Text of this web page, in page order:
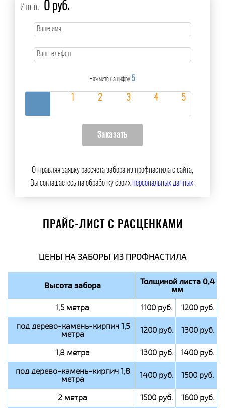
Итого: 0 руб.
Нажмите на цифру 5
Отправляя заявку рассчета забора из профнастила с сайта,
Вы соглашаетесь на обработку своихперсональных данных.
ПРАЙС-ЛИСТ С РАСЦЕНКАМИ
ЦЕНЫ НА ЗАБОРЫ ИЗ ПРОФНАСТИЛА
Высота забора Толщиной листа 0,4
мм
1,5 метра 1100 руб.
1200 руб.
под дерево-камень-кирпич 1,5
метра 1200 руб. 1300 руб.
1,8 метра 1300 руб.
1400 руб.
под дерево-камень-кирпич 1,8
метра 1400 руб. 1500 руб.
2 метра 1500 руб. 1600 руб.